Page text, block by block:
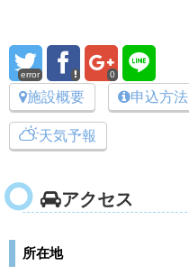
error 0
施設概要 申込方法
天気予報
アクセス
所在地